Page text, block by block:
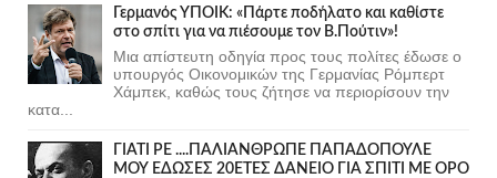
Γερμανός ΥΠΟΙΚ: «Πάρτε ποδήλατο και καθίστε
στο σπίτι για να πιέσουμε τον Β.Πούτιν»!
Μια απίστευτη οδηγία προς τους πολίτες έδωσε ο
υπουργός Οικονομικών της Γερμανίας Ρόμπερτ
Χάμπεκ, καθώς τους ζήτησε να περιορίσουν την
κατα...
ΓΙΑΤΙ ΡΕ ....ΠΑΛΙΑΝΘΡΩΠΕ ΠΑΠΑΔΟΠΟΥΛΕ
ΜΟΥ ΕΔΩΣΕΣ 20ΕΤΕΣ ΔΑΝΕΙΟ ΓΙΑ ΣΠΙΤΙ ΜΕ ΟΡΟ